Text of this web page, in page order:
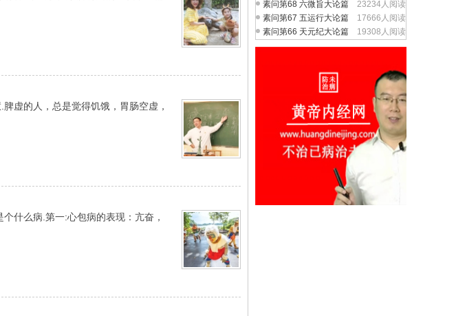
虚的人，总是觉得饥饿，胃肠空虚，
什么病.第一:心包病的表现：亢奋，
23234人阅读
素问第68 六微旨大论篇
17666人阅读
素问第67 五运行大论篇
19308人阅读
素问第66 天元纪大论篇